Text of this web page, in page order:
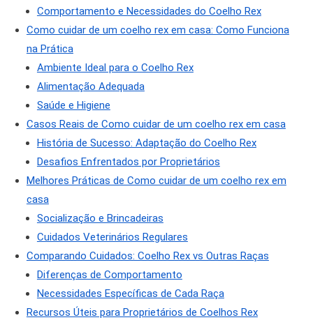
Comportamento e Necessidades do Coelho Rex
Como cuidar de um coelho rex em casa: Como Funciona
na Prática
Ambiente Ideal para o Coelho Rex
Alimentação Adequada
Saúde e Higiene
Casos Reais de Como cuidar de um coelho rex em casa
História de Sucesso: Adaptação do Coelho Rex
Desafios Enfrentados por Proprietários
Melhores Práticas de Como cuidar de um coelho rex em
casa
Socialização e Brincadeiras
Cuidados Veterinários Regulares
Comparando Cuidados: Coelho Rex vs Outras Raças
Diferenças de Comportamento
Necessidades Específicas de Cada Raça
Recursos Úteis para Proprietários de Coelhos Rex